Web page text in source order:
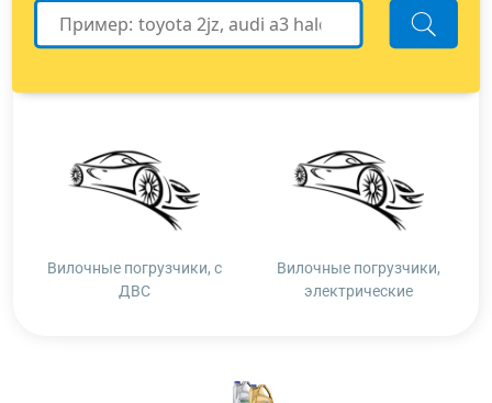
Вилочные погрузчики, с
ДВС
Вилочные погрузчики,
электрические